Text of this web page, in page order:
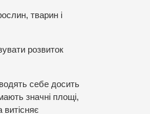
тварин і
розвиток
себе досить
значні площі,
витісняє